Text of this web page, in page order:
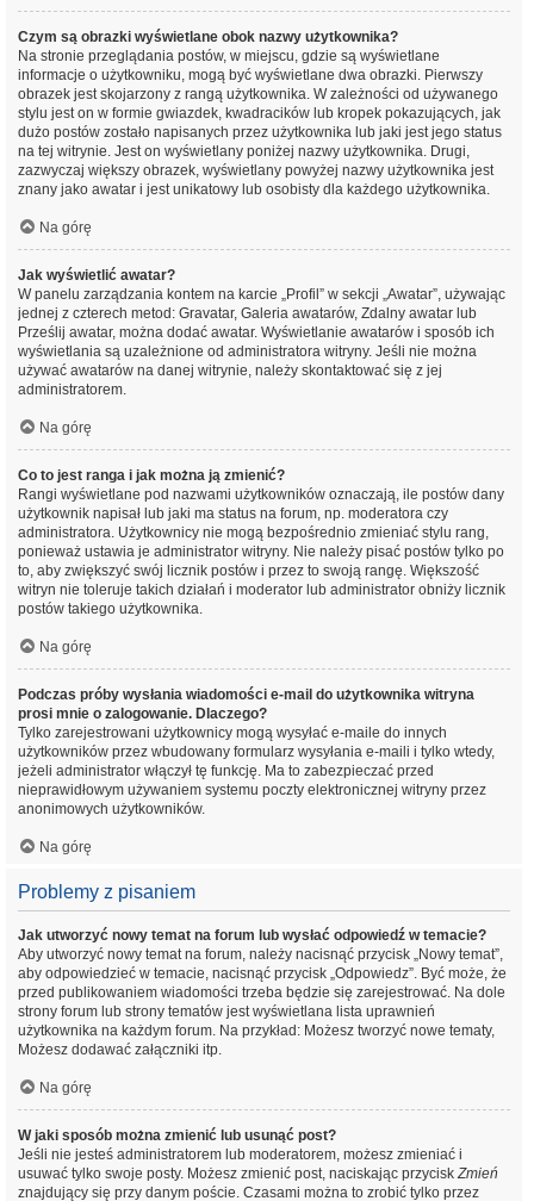
Czym są obrazki wyświetlane obok nazwy użytkownika?
Na stronie przeglądania postów, w miejscu, gdzie są wyświetlane
informacje o użytkowniku, mogą być wyświetlane dwa obrazki. Pierwszy
obrazek jest skojarzony z rangą użytkownika. W zależności od używanego
stylu jest on w formie gwiazdek, kwadracików lub kropek pokazujących, jak
dużo postów zostało napisanych przez użytkownika lub jaki jest jego status
na tej witrynie. Jest on wyświetlany poniżej nazwy użytkownika. Drugi,
zazwyczaj większy obrazek, wyświetlany powyżej nazwy użytkownika jest
znany jako awatar i jest unikatowy lub osobisty dla każdego użytkownika.
Na górę
Jak wyświetlić awatar?
W panelu zarządzania kontem na karcie „Profil” w sekcji „Awatar”, używając
jednej z czterech metod: Gravatar, Galeria awatarów, Zdalny awatar lub
Prześlij awatar, można dodać awatar. Wyświetlanie awatarów i sposób ich
wyświetlania są uzależnione od administratora witryny. Jeśli nie można
używać awatarów na danej witrynie, należy skontaktować się z jej
administratorem.
Na górę
Co to jest ranga i jak można ją zmienić?
Rangi wyświetlane pod nazwami użytkowników oznaczają, ile postów dany
użytkownik napisał lub jaki ma status na forum, np. moderatora czy
administratora. Użytkownicy nie mogą bezpośrednio zmieniać stylu rang,
ponieważ ustawia je administrator witryny. Nie należy pisać postów tylko po
to, aby zwiększyć swój licznik postów i przez to swoją rangę. Większość
witryn nie toleruje takich działań i moderator lub administrator obniży licznik
postów takiego użytkownika.
Na górę
Podczas próby wysłania wiadomości e-mail do użytkownika witryna
prosi mnie o zalogowanie. Dlaczego?
Tylko zarejestrowani użytkownicy mogą wysyłać e-maile do innych
użytkowników przez wbudowany formularz wysyłania e-maili i tylko wtedy,
jeżeli administrator włączył tę funkcję. Ma to zabezpieczać przed
nieprawidłowym używaniem systemu poczty elektronicznej witryny przez
anonimowych użytkowników.
Na górę
Problemy z pisaniem
Jak utworzyć nowy temat na forum lub wysłać odpowiedź w temacie?
Aby utworzyć nowy temat na forum, należy nacisnąć przycisk „Nowy temat”,
aby odpowiedzieć w temacie, nacisnąć przycisk „Odpowiedz”. Być może, że
przed publikowaniem wiadomości trzeba będzie się zarejestrować. Na dole
strony forum lub strony tematów jest wyświetlana lista uprawnień
użytkownika na każdym forum. Na przykład: Możesz tworzyć nowe tematy,
Możesz dodawać załączniki itp.
Na górę
W jaki sposób można zmienić lub usunąć post?
Jeśli nie jesteś administratorem lub moderatorem, możesz zmieniać i
usuwać tylko swoje posty. Możesz zmienić post, naciskając przyciskZmień
znajdujący się przy danym poście. Czasami można to zrobić tylko przez